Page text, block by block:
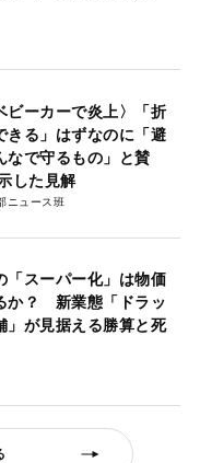
ビーカーで炎上〉「折
きる」はずなのに「避
なで守るもの」と賛
した見解
ニュース班
「スーパー化」は物価
か？ 新業態「ドラッ
」が見据える勝算と死